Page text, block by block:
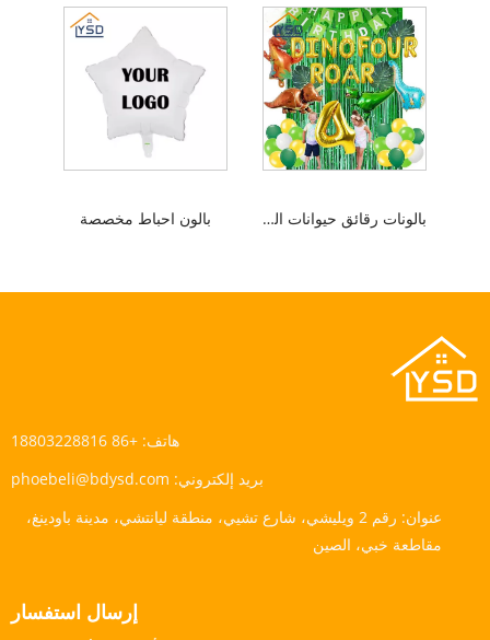
بالون احباط مخصصة بالونات رقائق حيوانات الغابة
هاتف: +86 18803228816
بريد إلكتروني: phoebeli@bdysd.com
عنوان:
رقم 2 ويليشي، شارع تشيي، منطقة ليانتشي، مدينة باودينغ،
مقاطعة خبي، الصين
إرسال استفسار